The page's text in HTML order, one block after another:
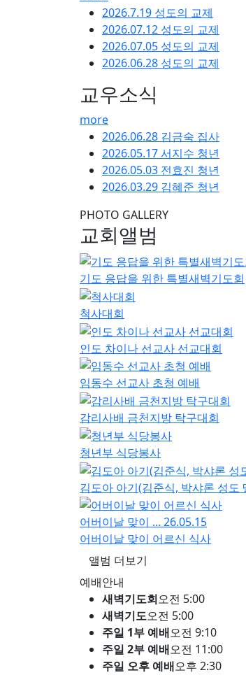
호산나교회 -
배와 다양한 신앙 프로그램을 운
주일 대예배
주일설교
more
임마누엘
2026.08.04. 설교자: 담임목사
예배시간
약도 및 주차
사진갤러리
말씀영상
성도의 교제
새가족등록
자주 묻는 질문
호산나교회 예배시
호산나교회는 주일 1부 예배 오
오후 8시 30분이며, 새벽기도회는
호산나교회는 어디
서울특별시 금천구 독산제1동 시
새가족 등록은 어
호산나교회를 처음 방문하셨다
아이와 함께 예배
네, 호산나교회는 아동부·청소